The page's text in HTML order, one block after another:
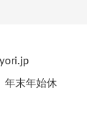
末年始休